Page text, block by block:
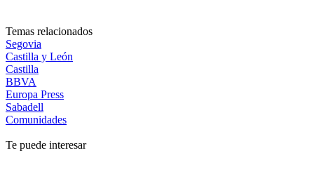
Temas relacionados
Segovia
Castilla y León
Castilla
BBVA
Europa Press
Sabadell
Comunidades
Te puede interesar